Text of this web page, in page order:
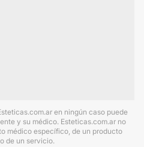
en ningún caso puede
y su médico. Esteticas.com.ar no
médico específico, de un producto
de un servicio.